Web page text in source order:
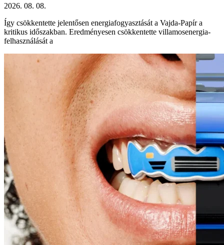
2026. 08. 08.
Így csökkentette jelentősen energiafogyasztását a Vajda-Papír a
kritikus időszakban. Eredményesen csökkentette villamosenergia-
felhasználását a